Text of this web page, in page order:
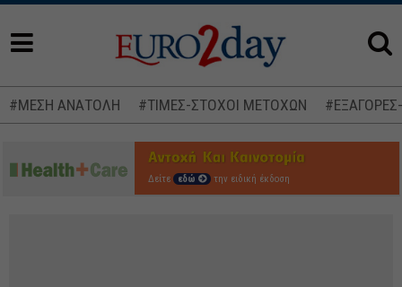
#ΜΕΣΗ ΑΝΑΤΟΛΗ #ΤΙΜΕΣ-ΣΤΟΧΟΙ ΜΕΤΟΧΩΝ
Δείτε εδώ την ειδική έκδοση